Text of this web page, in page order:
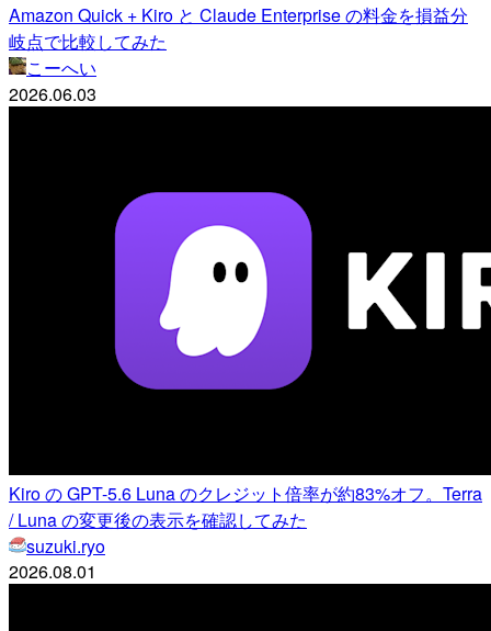
Amazon Quick + Kiro と Claude Enterprise の料金を損益分
岐点で比較してみた
こーへい
2026.06.03
Kiro の GPT-5.6 Luna のクレジット倍率が約83%オフ。Terra
/ Luna の変更後の表示を確認してみた
suzuki.ryo
2026.08.01